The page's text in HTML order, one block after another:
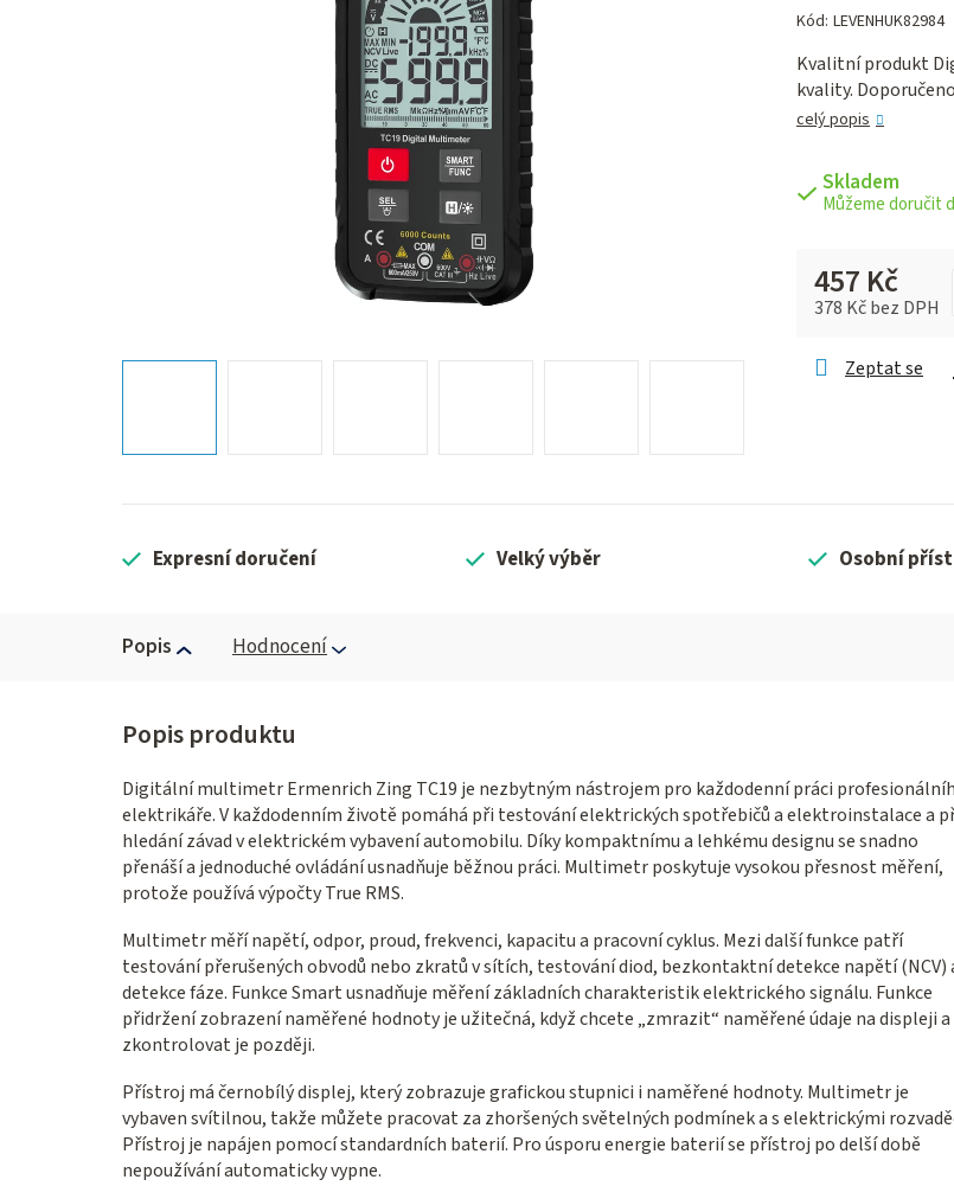
hodnocení
je
0,0
z 5
Kód: LEVENHUK82984
Kvalitní produkt
kvality.
celý popis
Skladem
457 Kč
378 Kč bez DPH
Zeptat se
Expresní doručení Velký výběr Osobní
Popis Hodnocení
Digitální multimetr Ermenrich Zing TC19 je nezbytným nástrojem pro každodenní práci
elektrikáře. V každodenním životě pomáhá při testování elektrických spotřebičů a elektroinstalace a
hledání závad v elektrickém vybavení automobilu. Díky kompaktnímu a lehkému designu se snadno
přenáší a jednoduché ovládání usnadňuje běžnou práci. Multimetr poskytuje vysokou přesnost měření,
protože používá výpočty True RMS.
Multimetr měří napětí, odpor, proud, frekvenci, kapacitu a pracovní cyklus. Mezi další funkce patří
testování přerušených obvodů nebo zkratů v sítích, testování diod, bezkontaktní detekce napětí (NCV)
detekce fáze. Funkce Smart usnadňuje měření základních charakteristik elektrického signálu. Funkce
přidržení zobrazení naměřené hodnoty je užitečná, když chcete „zmrazit“ naměřené údaje na displeji a
zkontrolovat je později.
Přístroj má černobílý displej, který zobrazuje grafickou stupnici i naměřené hodnoty. Multimetr je
vybaven svítilnou, takže můžete pracovat za zhoršených světelných podmínek a s elektrickými
Přístroj je napájen pomocí standardních baterií. Pro úsporu energie baterií se přístroj po delší době
nepoužívání automaticky vypne.